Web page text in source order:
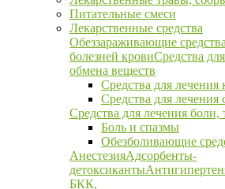
Питательные смеси
Лекарственные средства
Обеззараживающие средства
болезней кровиСредства
обмена веществ
Средства для лечения
Средства для лечения
Средства для лечения боли,
Боль и спазмы
Обезболивающие
АнестезияАдсорбенты-
детоксиканты
БКК,